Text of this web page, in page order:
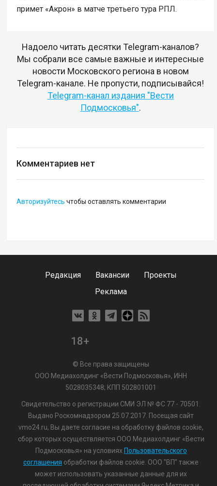
примет «Акрон» в матче третьего тура РПЛ.
Надоело читать десятки Telegram-каналов?
Мы собрали все самые важные и интересные
новости Московского региона в новом
Telegram-канале. Не пропусти, подписывайся!
Telegram-канал издания "Вести
Подмосковья".
Комментариев нет
Авторизуйтесь чтобы оставлять комментарии
Редакция Вакансии
Проекты
Реклама
18+
© Все права защищены
ООО Медиахолдинг «Вести Подмосковья», ИНН
5028035348; КПП 502801001
Свидетельство о регистрации СМИ ЭЛ № ФС 77 - 70501.
Выдано Роскомнадзором 25.07.2017. Посещая сайт
vmo24.ru, Вы даете согласие на обработку файлов cookie,
сбор которых осуществляется ООО Медиахолдинг «Вести
Подмосковья» на условиях Пользовательского
соглашения обработки файлов cookie. ООО "ВП" также
может использовать указанные данные для их